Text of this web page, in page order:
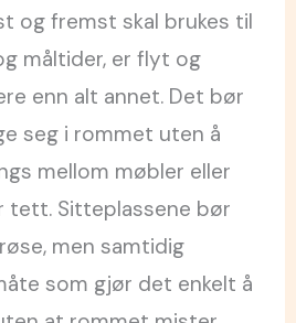
og fremst skal brukes til
måltider, er flyt og
enn alt annet. Det bør
seg i rommet uten å
mellom møbler eller
tett. Sitteplassene bør
men samtidig
som gjør det enkelt å